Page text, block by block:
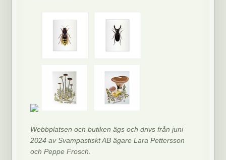
Webbplatsen och butiken ägs och drivs från juni
2024 av Svampastiskt AB ägare Lara Pettersson
och Peppe Frosch.